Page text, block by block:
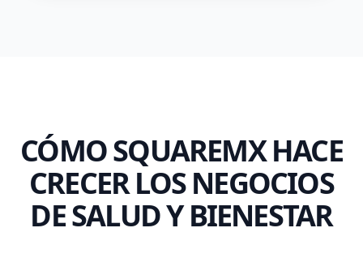
CÓMO SQUAREMX HACE
CRECER LOS NEGOCIOS
DE SALUD Y BIENESTAR